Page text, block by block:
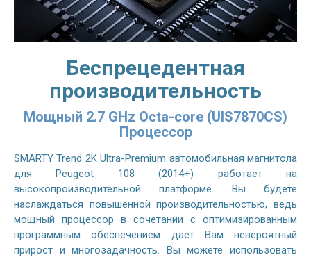
Беспрецедентная
производительность
Мощный 2.7 GHz Octa-core (UIS7870CS)
Процессор
SMARTY Trend 2K Ultra-Premium автомобильная магнитола
для Peugeot 108 (2014+) работает на
высокопроизводительной платформе. Вы будете
наслаждаться повышенной производительностью, ведь
мощный процессор в сочетании с оптимизированным
программным обеспечением дает Вам невероятный
прирост и многозадачность. Вы можете использовать